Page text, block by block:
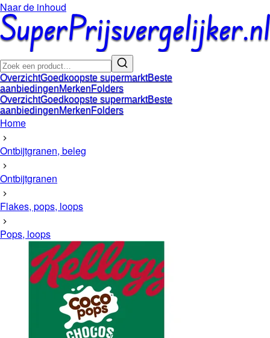
Naar de inhoud
OverzichtGoedkoopste supermarktBeste
aanbiedingenMerkenFolders
OverzichtGoedkoopste supermarktBeste
aanbiedingenMerkenFolders
Home
Ontbijtgranen, beleg
Ontbijtgranen
Flakes, pops, loops
Pops, loops